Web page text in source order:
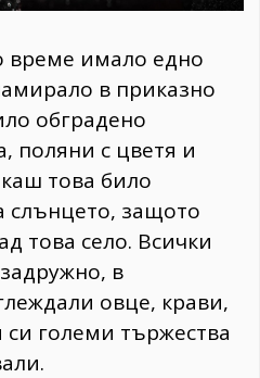
време имало едно
в приказно
обградено
поляни с цветя и
това било
слънцето, защото
това село. Всички
в
овце, крави,
големи тържества